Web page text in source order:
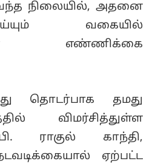
வந்த நிலையில், அதனை
வகையில்
எண்ணிக்கை
தொடர்பாக தமது
விமர்சித்துள்ள
ராகுல் காந்தி,
ஏற்பட்ட